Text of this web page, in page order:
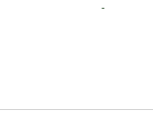
-